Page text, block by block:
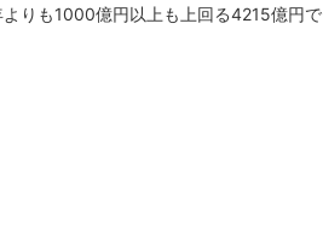
りも1000億円以上も上回る4215億円で